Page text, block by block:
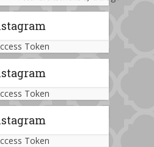
Token
Token
Token